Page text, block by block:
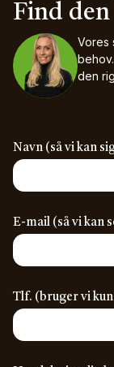
Find
Vores
behov.
den
Navn (så vi kan
E-mail (så vi kan
Tlf. (bruger vi